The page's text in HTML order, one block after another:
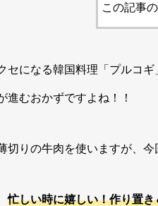
この記事
セになる韓国料理「プルコギ
進むおかずですよね！！
切りの牛肉を使いますが、
忙しい時に嬉しい！作り置